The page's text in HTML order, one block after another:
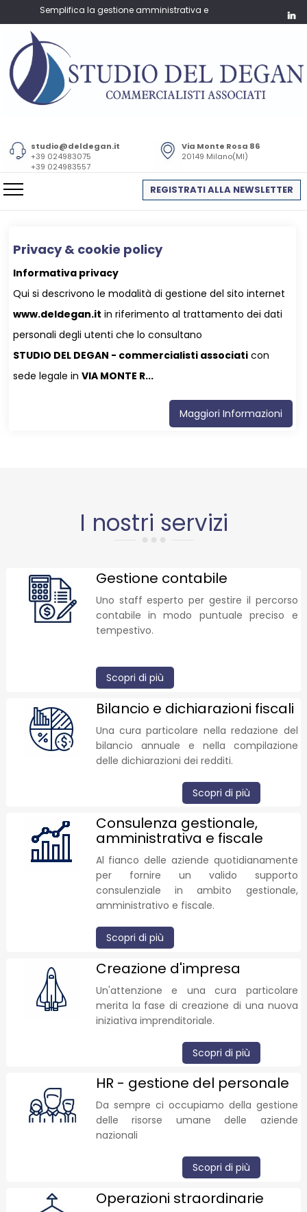
Semplifica la gestione amministrativa e fiscale della tua azienda
Via Monte Rosa 86
20149 Milano(MI)
studio@deldegan.it
+39 024983075
+39 024983557
REGISTRATI ALLA NEWSLETTER
Privacy & cookie policy
Informativa privacy
Qui si descrivono le modalità di gestione del sito internet
www.deldegan.it in riferimento al trattamento dei dati
personali degli utenti che lo consultano
STUDIO DEL DEGAN - commercialisti associaticon
sede legale in VIA MONTE R...
Maggiori Informazioni
I nostri servizi
Gestione contabile
Uno staff esperto per gestire il percorso
contabile in modo puntuale preciso e
tempestivo.
Scopri di più
Bilancio e dichiarazioni fiscali
Una cura particolare nella redazione del
bilancio annuale e nella compilazione
delle dichiarazioni dei redditi.
Scopri di più
Consulenza gestionale,
amministrativa e fiscale
Al fianco delle aziende quotidianamente
per fornire un valido supporto
consulenziale in ambito gestionale,
amministrativo e fiscale.
Scopri di più
Creazione d'impresa
Un'attenzione e una cura particolare
merita la fase di creazione di una nuova
iniziativa imprenditoriale.
Scopri di più
HR - gestione del personale
Da sempre ci occupiamo della gestione
delle risorse umane delle aziende
nazionali
Scopri di più
Operazioni straordinarie